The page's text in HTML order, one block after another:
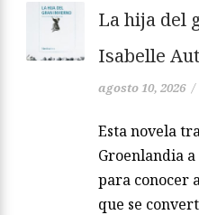
La hija del
Isabelle
agosto 10, 2026 /
Esta novela
Groenlandia
para conocer
que se